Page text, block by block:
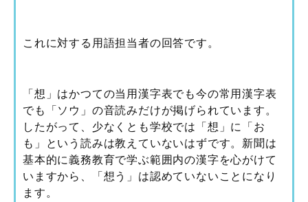
これに対する用語担当者の回答です。
「想」はかつての当用漢字表でも今の常用漢字表
でも「ソウ」の音読みだけが掲げられています。
したがって、少なくとも学校では「想」に「お
も」という読みは教えていないはずです。新聞は
基本的に義務教育で学ぶ範囲内の漢字を心がけて
いますから、「想う」は認めていないことになり
ます。